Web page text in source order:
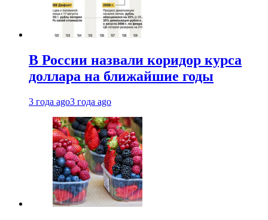
В России назвали коридор курса
доллара на ближайшие годы
3 года ago3 года ago